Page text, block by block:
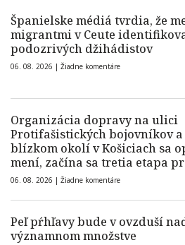
Španielske médiá tvrdia, že
migrantmi v Ceute
podozrivých džihádistov
06. 08. 2026 | Žiadne komentáre
Organizácia dopravy na ulici
Protifašistických bojovníkov a
blízkom okolí v Košiciach sa
mení, začína sa tretia etapa
06. 08. 2026 | Žiadne komentáre
Peľ pŕhľavy bude v ovzduší
významnom množstve